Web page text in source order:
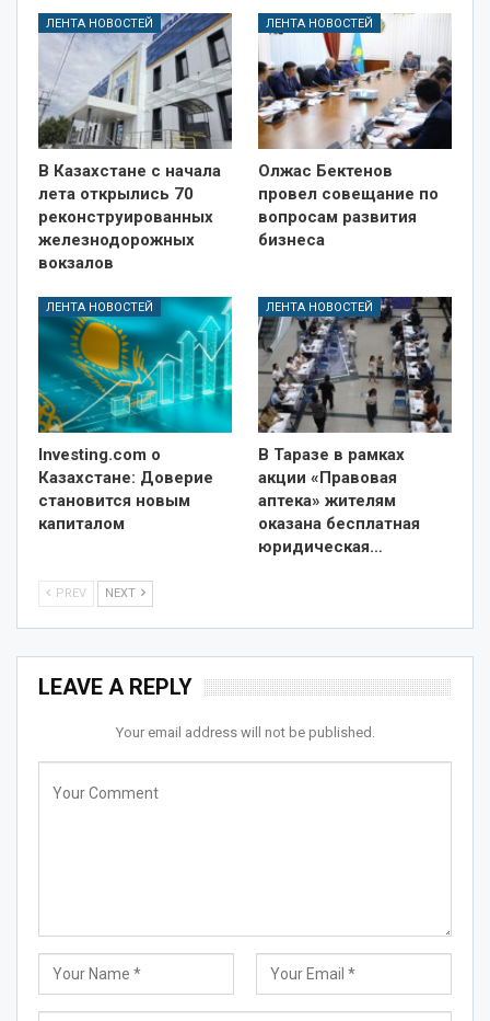
ЛЕНТА НОВОСТЕЙ
В Казахстане с начала
лета открылись 70
реконструированных
железнодорожных
вокзалов
ЛЕНТА НОВОСТЕЙ
Олжас Бектенов
провел совещание по
вопросам развития
бизнеса
ЛЕНТА НОВОСТЕЙ
Investing.com о
Казахстане: Доверие
становится новым
капиталом
ЛЕНТА НОВОСТЕЙ
В Таразе в рамках
акции «Правовая
аптека» жителям
оказана бесплатная
юридическая…
PREV NEXT
LEAVE A REPLY
Your email address will not be published.